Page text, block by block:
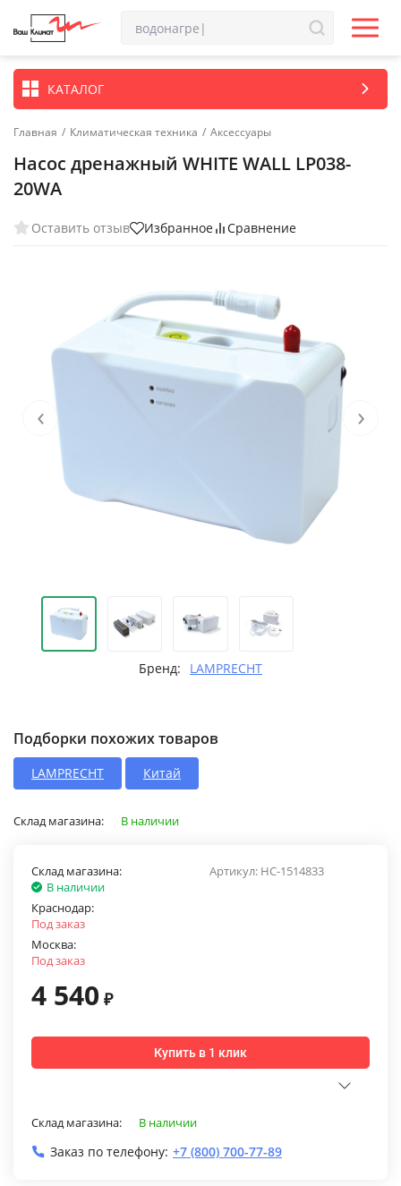
КАТАЛОГ
Главная / Климатическая техника / Аксессуары
Насос дренажный WHITE WALL LP038-
20WA
Оставить отзыв Избранное Сравнение
‹ ›
Бренд: LAMPRECHT
Подборки похожих товаров
LAMPRECHT Китай
Склад магазина: В наличии
Артикул: НС-1514833
Склад магазина:
В наличии
Краснодар:
Под заказ
Москва:
Под заказ
4 540 ₽
Купить в 1 клик
Склад магазина: В наличии
Заказ по телефону: +7 (800) 700-77-89